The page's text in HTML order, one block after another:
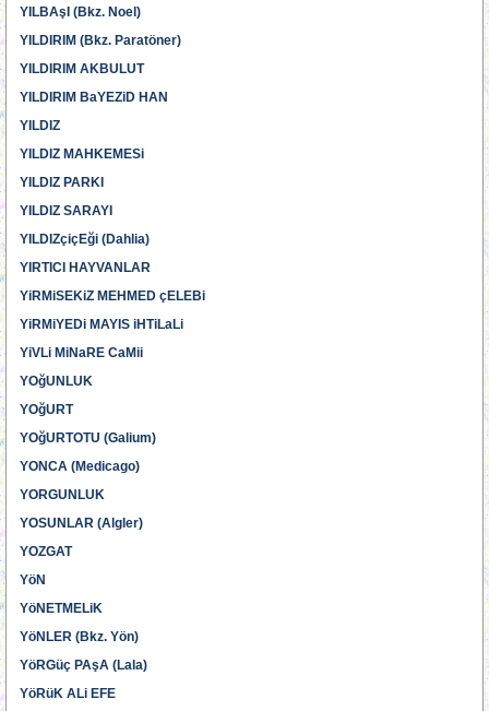
YILBAşI (Bkz. Noel)
YILDIRIM (Bkz. Paratöner)
YILDIRIM AKBULUT
YILDIRIM BaYEZiD HAN
YILDIZ
YILDIZ MAHKEMESi
YILDIZ PARKI
YILDIZ SARAYI
YILDIZçiçEği (Dahlia)
YIRTICI HAYVANLAR
YiRMiSEKiZ MEHMED çELEBi
YiRMiYEDi MAYIS iHTiLaLi
YiVLi MiNaRE CaMii
YOğUNLUK
YOğURT
YOğURTOTU (Galium)
YONCA (Medicago)
YORGUNLUK
YOSUNLAR (Algler)
YOZGAT
YöN
YöNETMELiK
YöNLER (Bkz. Yön)
YöRGüç PAşA (Lala)
YöRüK ALi EFE